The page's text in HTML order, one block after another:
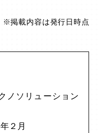
掲載内容は発行日時点
ノソリューション
２月